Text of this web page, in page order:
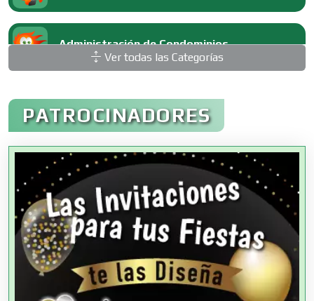
Administración de Condominios
Administración de Empresas
Agencias Aduanales
Agencias de Autos
Agencias de Cobranza
Ver todas las Categorías
PATROCINADORES